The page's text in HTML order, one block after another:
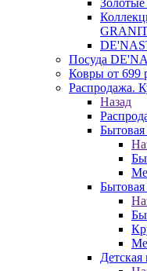
Посуда
Ковры от 699
Распродажа.
Назад
Бытовая
Бытовая
Детская